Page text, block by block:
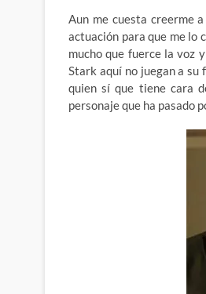
Aun me cuesta creerme
actuación para que me lo
mucho que fuerce la voz
Stark aquí no juegan a su
quien sí que tiene cara
personaje que ha pasado